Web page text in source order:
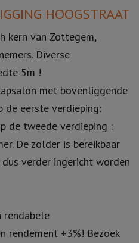
HOOGSTRAAT
kern van Zottegem,
Diverse
5m !
met bovenliggende
eerste verdieping:
de tweede verdieping :
De zolder is bereikbaar
verder ingericht worden
rendabele
rendement +3%! Bezoek